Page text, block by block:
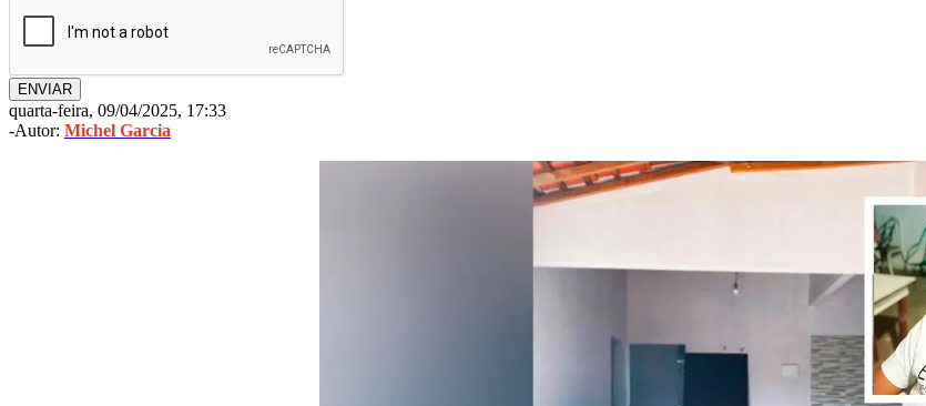
ENVIAR
quarta-feira, 09/04/2025, 17:33
-Autor: Michel Garcia